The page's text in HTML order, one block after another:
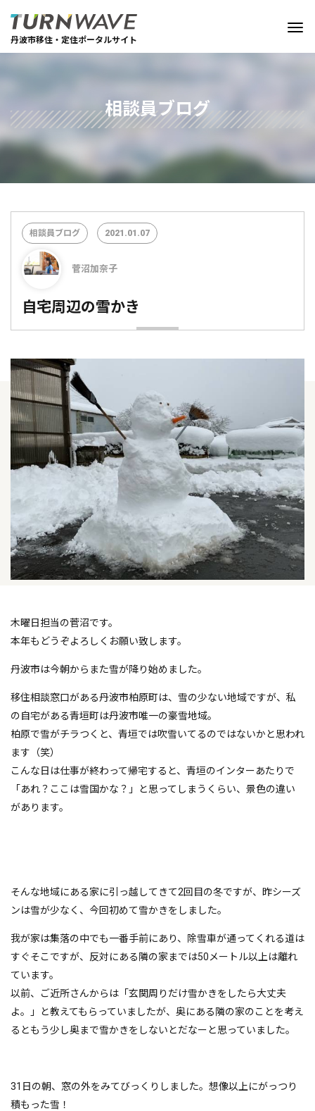
丹波市移住・定住ポータルサイト
相談員ブログ
相談員ブログ 2021.01.07
菅沼加奈子
自宅周辺の雪かき
木曜日担当の菅沼です。
本年もどうぞよろしくお願い致します。
丹波市は今朝からまた雪が降り始めました。
移住相談窓口がある丹波市柏原町は、雪の少ない地域ですが、私
の自宅がある青垣町は丹波市唯一の豪雪地域。
柏原で雪がチラつくと、青垣では吹雪いてるのではないかと思われ
ます（笑）
こんな日は仕事が終わって帰宅すると、青垣のインターあたりで
「あれ？ここは雪国かな？」と思ってしまうくらい、景色の違い
があります。
そんな地域にある家に引っ越してきて2回目の冬ですが、昨シーズ
ンは雪が少なく、今回初めて雪かきをしました。
我が家は集落の中でも一番手前にあり、除雪車が通ってくれる道は
すぐそこですが、反対にある隣の家までは50メートル以上は離れ
ています。
以前、ご近所さんからは「玄関周りだけ雪かきをしたら大丈夫
よ。」と教えてもらっていましたが、奥にある隣の家のことを考え
るともう少し奥まで雪かきをしないとだなーと思っていました。
31日の朝、窓の外をみてびっくりしました。想像以上にがっつり
積もった雪！